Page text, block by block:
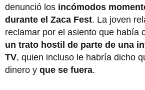
denunció los incómodos
durante el Zaca Fest. La joven
reclamar por el asiento que había
un trato hostil de parte de una
TV, quien incluso le habría dicho
dinero y que se fuera.